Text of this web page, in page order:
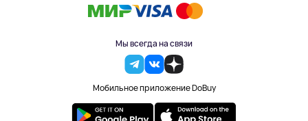
Мы всегда на связи
Мобильное приложение DoBuy